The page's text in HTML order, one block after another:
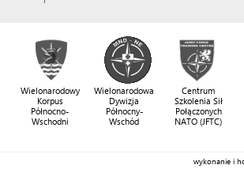
Wielonarodowy
Korpus
Północno-
Wschodni
Wielonarodowa
Dywizja
Północny-
Wschód
Centrum
Szkolenia Sił
Połączonych
NATO (JFTC)
wykonanie i